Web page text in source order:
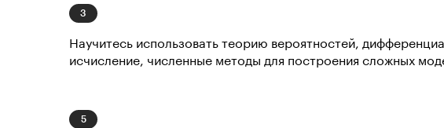
Научитесь использовать теорию вероятностей,
исчисление, численные методы для построения сложных